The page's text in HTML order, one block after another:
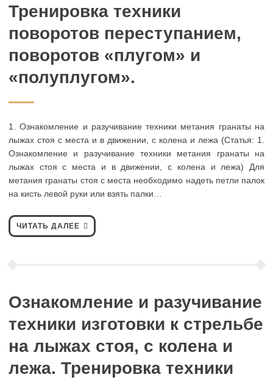
Тренировка техники
поворотов переступанием,
поворотов «плугом» и
«полуплугом».
1. Ознакомление и разучивание техники метания гранаты на
лыжах стоя с места и в движении, с колена и лежа (Статья: 1.
Ознакомление и разучивание техники метания гранаты на
лыжах стоя с места и в движении, с колена и лежа) Для
метания гранаты стоя с места необходимо надеть петли палок
на кисть левой руки или взять палки…
ЧИТАТЬ ДАЛЕЕ
Ознакомление и разучивание
техники изготовки к стрельбе
на лыжах стоя, с колена и
лежа. Тренировка техники